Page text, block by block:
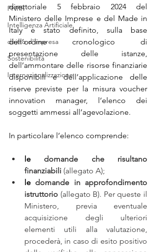
PNRR
Intelligenza Artificiale
diritto d'impresa
Sostenibilità
Internazionalizzazione
direttoriale 5 febbraio 2024 del
Ministero delle Imprese e del Made in
Italy è stato definito, sulla base
dell’ordine cronologico di
presentazione delle istanze,
dell’ammontare delle risorse finanziarie
disponibili e dell’applicazione delle
riserve previste per la misura voucher
innovation manager, l’elenco dei
soggetti ammessi all’agevolazione.
In particolare l’elenco comprende:
le domande che risultano
finanziabili (allegato A);
le domande in approfondimento
istruttorio (allegato B). Per queste il
Ministero, previa eventuale
acquisizione degli ulteriori
elementi utili alla valutazione,
procederà, in caso di esito positivo